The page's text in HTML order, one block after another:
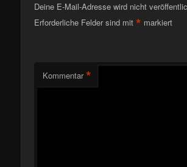
Deine E-Mail-Adresse wird nicht
Erforderliche Felder sind mit* markiert
Kommentar *